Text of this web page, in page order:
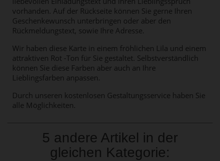
vorhanden. Auf der Rückseite können Sie gerne Ihren
Geschenkewunsch unterbringen oder aber den
Rückmeldungstext, sowie Ihre Adresse.
Wir haben diese Karte in einem fröhlichen Lila und einem
attraktiven Rot -Ton für Sie gestaltet. Selbstverständlich
können Sie diese Farben aber auch an Ihre
Lieblingsfarben anpassen.
Durch unseren kostenlosen Gestaltungsservice haben Sie
alle Möglichkeiten.
5 andere Artikel in der
gleichen Kategorie: